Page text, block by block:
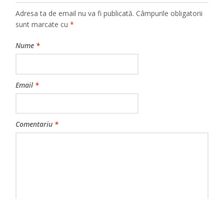
Adresa ta de email nu va fi publicată. Câmpurile obligatorii
sunt marcate cu*
Nume *
Email *
Comentariu *